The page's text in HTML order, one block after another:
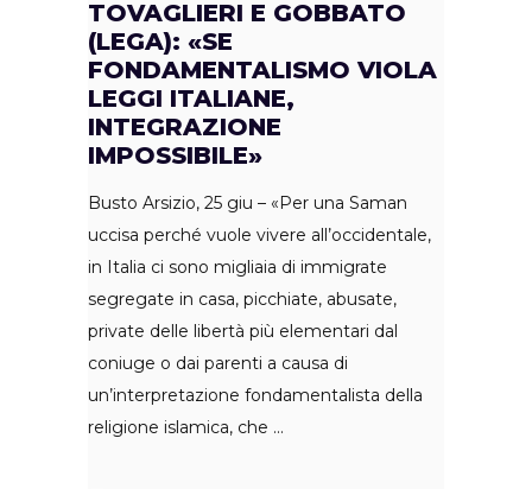
TOVAGLIERI E GOBBATO
(LEGA): «SE
FONDAMENTALISMO VIOLA
LEGGI ITALIANE,
INTEGRAZIONE
IMPOSSIBILE»
Busto Arsizio, 25 giu – «Per una Saman
uccisa perché vuole vivere all’occidentale,
in Italia ci sono migliaia di immigrate
segregate in casa, picchiate, abusate,
private delle libertà più elementari dal
coniuge o dai parenti a causa di
un’interpretazione fondamentalista della
religione islamica, che